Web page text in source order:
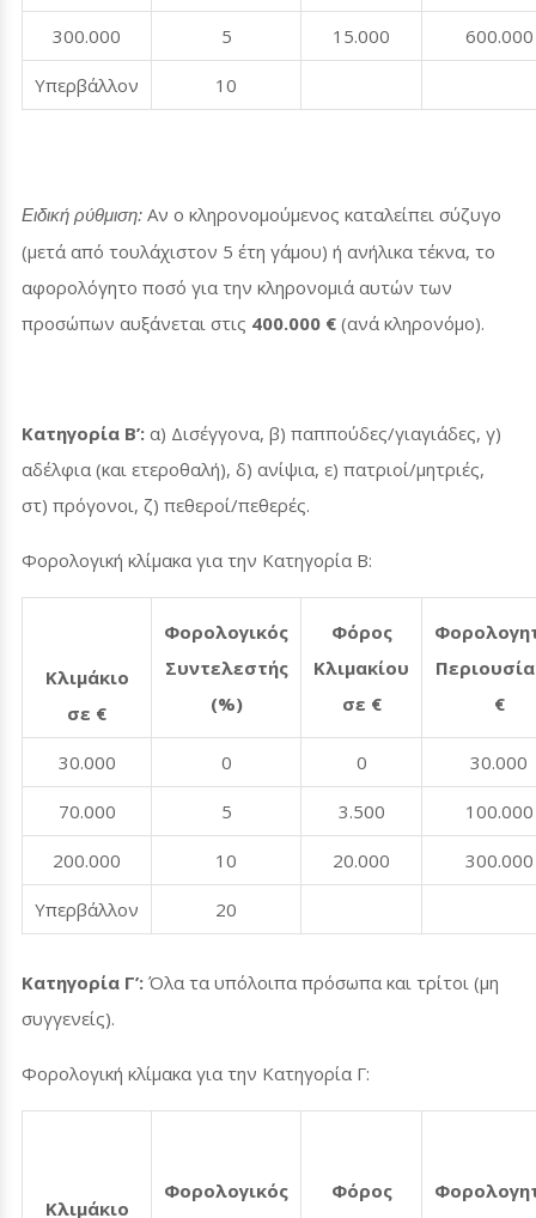
300.000 5 15.000 600.000
Υπερβάλλον 10
Ειδική ρύθμιση: Αν ο κληρονομούμενος καταλείπει σύζυγο
(μετά από τουλάχιστον 5 έτη γάμου) ή ανήλικα τέκνα, το
αφορολόγητο ποσό για την κληρονομιά αυτών των
προσώπων αυξάνεται στις 400.000 € (ανά κληρονόμο).
Κατηγορία Β’: α) Δισέγγονα, β) παππούδες/γιαγιάδες, γ)
αδέλφια (και ετεροθαλή), δ) ανίψια, ε) πατριοί/μητριές,
στ) πρόγονοι, ζ) πεθεροί/πεθερές.
Φορολογική κλίμακα για την Κατηγορία Β:
Κλιμάκιο
σε €
Φορολογικός
Συντελεστής
(%)
Φόρος
Κλιμακίου
σε €
€
30.000 0 0 30.000
70.000 5 3.500 100.000
200.000 10 20.000 300.000
Υπερβάλλον 20
Κατηγορία Γ’: Όλα τα υπόλοιπα πρόσωπα και τρίτοι (μη
συγγενείς).
Φορολογική κλίμακα για την Κατηγορία Γ:
Κλιμάκιο
Φορολογικός
Φόρος